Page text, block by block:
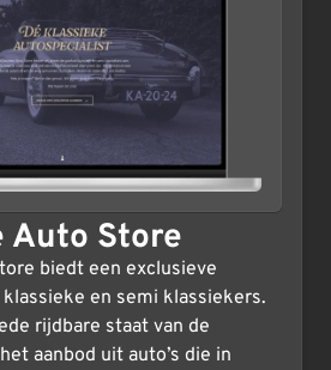
Auto Store
biedt een exclusieve
en semi klassiekers.
rijdbare staat van de
aanbod uit auto’s die in